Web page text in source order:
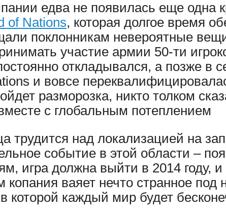
едва не появилась еще одна
of Nations, которая долгое время
поклонникам невероятные
участие армии 50-ти
откладывался, а позже в
и вовсе
разморозка, никто толком
с глобальным потеплением
трудится над локализацией на
событие в этой области –
игра должна выйти в 2014 году,
ваяет нечто странное под
которой каждый мир будет